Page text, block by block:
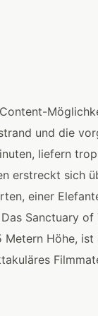
und die
liefern
erstreckt sich
einer
Sanctuary of
Höhe,